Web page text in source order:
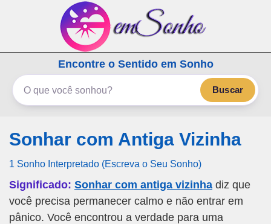
emSonho.com
Os sonhos significam mais
Encontre o Sentido em Sonho
Buscar
Sonhar com Antiga Vizinha
1 Sonho Interpretado (Escreva o Seu Sonho)
Significado: Sonhar com antiga vizinha diz que
você precisa permanecer calmo e não entrar em
pânico. Você encontrou a verdade para uma